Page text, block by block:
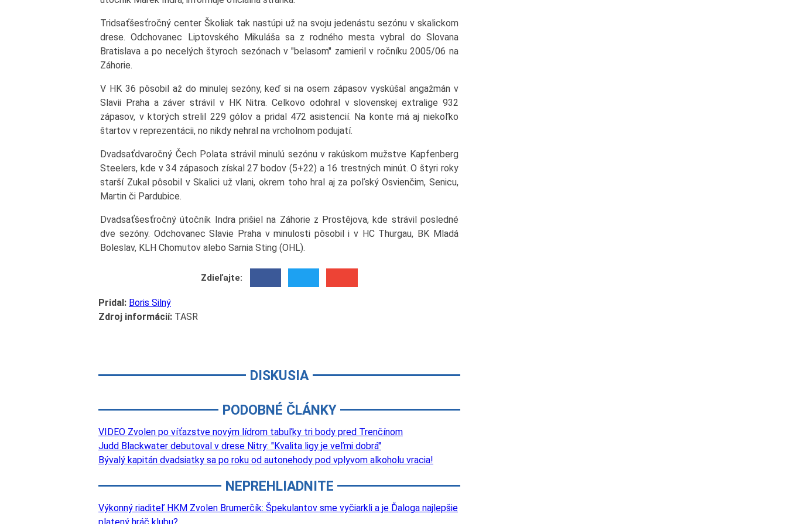
Tridsaťšesťročný center Školiak tak nastúpi už na svoju jedenástu sezónu v skalickom
drese. Odchovanec Liptovského Mikuláša sa z rodného mesta vybral do Slovana
Bratislava a po necelých štyroch sezónach v "belasom" zamieril v ročníku 2005/06 na
Záhorie.
V HK 36 pôsobil až do minulej sezóny, keď si na osem zápasov vyskúšal angažmán v
Slavii Praha a záver strávil v HK Nitra. Celkovo odohral v slovenskej extralige 932
zápasov, v ktorých strelil 229 gólov a pridal 472 asistencií. Na konte má aj niekoľko
štartov v reprezentácii, no nikdy nehral na vrcholnom podujatí.
Dvadsaťdvaročný Čech Polata strávil minulú sezónu v rakúskom mužstve Kapfenberg
Steelers, kde v 34 zápasoch získal 27 bodov (5+22) a 16 trestných minút. O štyri roky
starší Zukal pôsobil v Skalici už vlani, okrem toho hral aj za poľský Osvienčim, Senicu,
Martin či Pardubice.
Dvadsaťšesťročný útočník Indra prišiel na Záhorie z Prostějova, kde strávil posledné
dve sezóny. Odchovanec Slavie Praha v minulosti pôsobil i v HC Thurgau, BK Mladá
Boleslav, KLH Chomutov alebo Sarnia Sting (OHL).
Zdieľajte:
Pridal: Boris Silný
Zdroj informácií: TASR
DISKUSIA
PODOBNÉ ČLÁNKY
VIDEO Zvolen po víťazstve novým lídrom tabuľky tri body pred Trenčínom
Judd Blackwater debutoval v drese Nitry: "Kvalita ligy je veľmi dobrá"
Bývalý kapitán dvadsiatky sa po roku od autonehody pod vplyvom alkoholu vracia!
NEPREHLIADNITE
Výkonný riaditeľ HKM Zvolen Brumerčík: Špekulantov sme vyčiarkli a je Ďaloga najlepšie